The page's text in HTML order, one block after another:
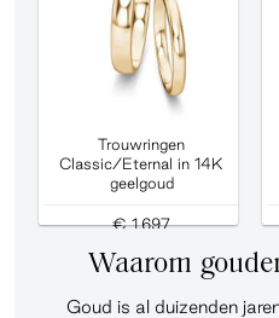
Trouwringen
Classic/Eternal in 14K
geelgoud
€ 1.697
Waarom
Goud is al duizenden